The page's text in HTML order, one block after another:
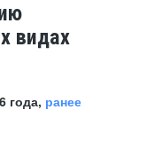
видах
года, ранее